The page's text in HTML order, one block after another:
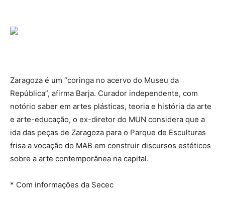
Zaragoza é um “coringa no acervo do Museu da
República”, afirma Barja. Curador independente, com
notório saber em artes plásticas, teoria e história da arte
e arte-educação, o ex-diretor do MUN considera que a
ida das peças de Zaragoza para o Parque de Esculturas
frisa a vocação do MAB em construir discursos estéticos
sobre a arte contemporânea na capital.
* Com informações da Secec